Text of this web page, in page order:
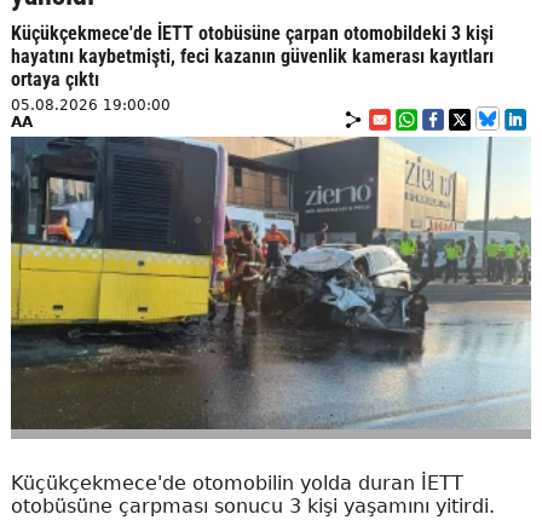
Küçükçekmece'de İETT otobüsüne çarpan otomobildeki 3 kişi
hayatını kaybetmişti, feci kazanın güvenlik kamerası kayıtları
ortaya çıktı
05.08.2026 19:00:00
AA
Küçükçekmece'de otomobilin yolda duran İETT
otobüsüne çarpması sonucu 3 kişi yaşamını yitirdi.